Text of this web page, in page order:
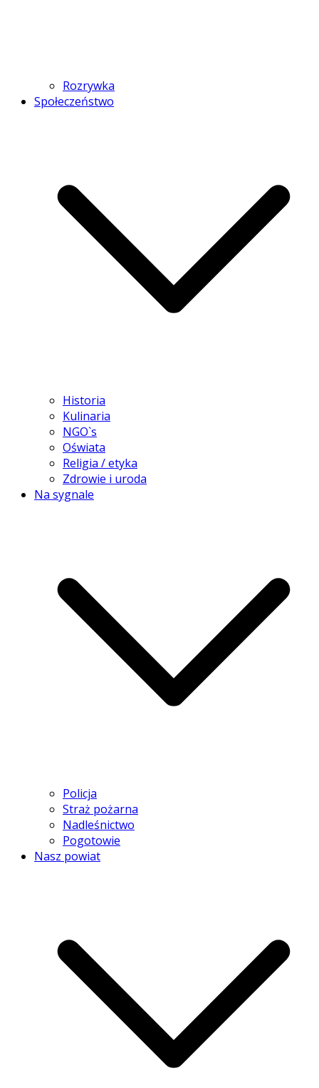
Rozrywka
Społeczeństwo
Historia
Kulinaria
NGO`s
Oświata
Religia / etyka
Zdrowie i uroda
Na sygnale
Policja
Straż pożarna
Nadleśnictwo
Pogotowie
Nasz powiat